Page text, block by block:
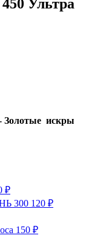
Ультра
Золотые искры
₽
300 120 ₽
150 ₽